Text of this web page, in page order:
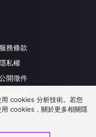
服務條款
私權
開徵件
cookies 分析技術。若您
cookies，關於更多相關隱